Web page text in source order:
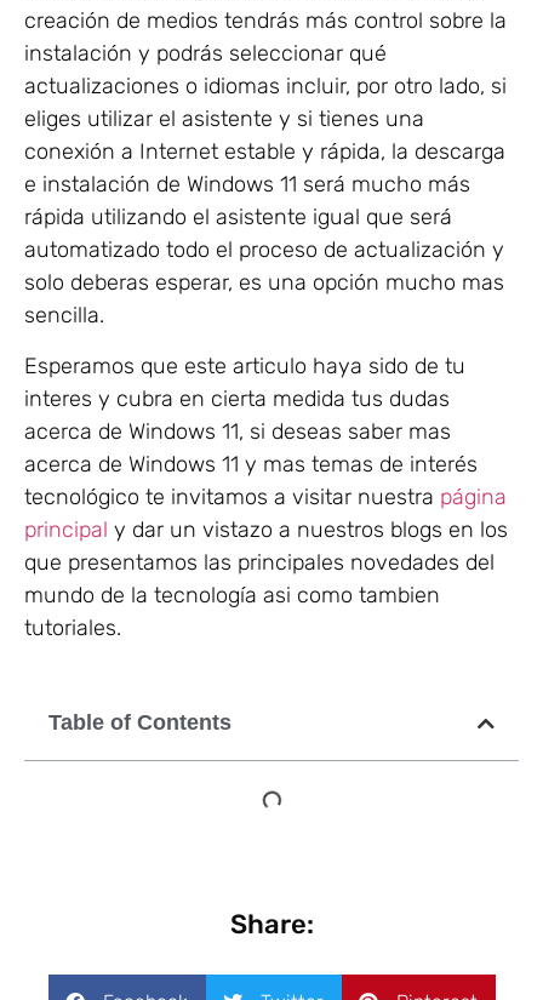
creación de medios tendrás más control sobre la
instalación y podrás seleccionar qué
actualizaciones o idiomas incluir, por otro lado, si
eliges utilizar el asistente y si tienes una
conexión a Internet estable y rápida, la descarga
e instalación de Windows 11 será mucho más
rápida utilizando el asistente igual que será
automatizado todo el proceso de actualización y
solo deberas esperar, es una opción mucho mas
sencilla.
Esperamos que este articulo haya sido de tu
interes y cubra en cierta medida tus dudas
acerca de Windows 11, si deseas saber mas
acerca de Windows 11 y mas temas de interés
tecnológico te invitamos a visitar nuestra página
principal y dar un vistazo a nuestros blogs en los
que presentamos las principales novedades del
mundo de la tecnología asi como tambien
tutoriales.
Table of Contents
Share: